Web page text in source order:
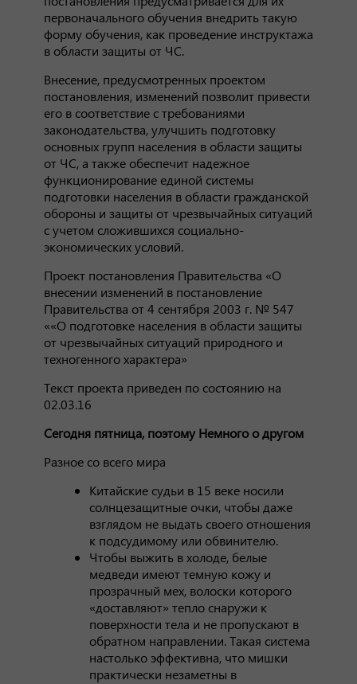
первоначального обучения внедрить такую
форму обучения, как проведение инструктажа
в области защиты от ЧС.
Внесение, предусмотренных проектом
постановления, изменений позволит привести
его в соответствие с требованиями
законодательства, улучшить подготовку
основных групп населения в области защиты
от ЧС, а также обеспечит надежное
функционирование единой системы
подготовки населения в области гражданской
обороны и защиты от чрезвычайных ситуаций
с учетом сложившихся социально-
экономических условий.
Проект постановления Правительства «О
внесении изменений в постановление
Правительства от 4 сентября 2003 г. № 547
««О подготовке населения в области защиты
от чрезвычайных ситуаций природного и
техногенного характера»
Текст проекта приведен по состоянию на
02.03.16
Сегодня пятница, поэтому Немного о другом
Разное со всего мира
Китайские судьи в 15 веке носили
солнцезащитные очки, чтобы даже
взглядом не выдать своего отношения
к подсудимому или обвинителю.
Чтобы выжить в холоде, белые
медведи имеют темную кожу и
прозрачный мех, волоски которого
«доставляют» тепло снаружи к
поверхности тела и не пропускают в
обратном направлении. Такая система
настолько эффективна, что мишки
практически незаметны в